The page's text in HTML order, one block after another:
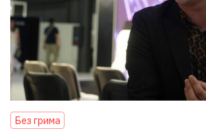
Без грима